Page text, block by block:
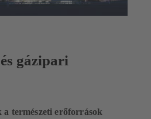
gázipari
természeti erőforrások